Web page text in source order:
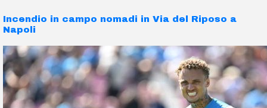
Incendio in campo nomadi in Via del Riposo a
Napoli